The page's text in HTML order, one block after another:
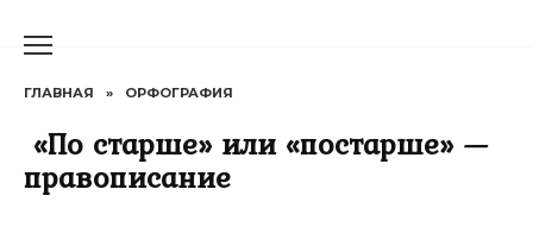
ГЛАВНАЯ » ОРФОГРАФИЯ
«По старше» или «постарше» —
правописание